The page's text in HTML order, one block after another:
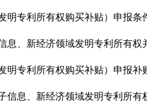
明专利所有权购买补贴）申报条
息、新经济领域发明专利所有权
明专利所有权购买补贴）申报补
信息、新经济领域发明专利所